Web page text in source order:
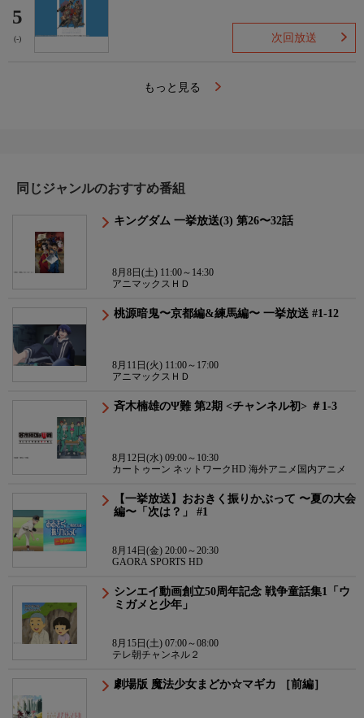
5
(-) 次回放送
もっと見る
同じジャンルのおすすめ番組
キングダム 一挙放送(3) 第26〜32話
8月8日(土) 11:00～14:30
アニマックスＨＤ
桃源暗鬼〜京都編&練馬編〜 一挙放送 #1-12
8月11日(火) 11:00～17:00
アニマックスＨＤ
斉木楠雄のΨ難 第2期 <チャンネル初> ＃1-3
8月12日(水) 09:00～10:30
カートゥーン ネットワークHD 海外アニメ国内アニメ
【一挙放送】おおきく振りかぶって 〜夏の大会
編〜「次は？」 #1
8月14日(金) 20:00～20:30
GAORA SPORTS HD
シンエイ動画創立50周年記念 戦争童話集1「ウ
ミガメと少年」
8月15日(土) 07:00～08:00
テレ朝チャンネル２
劇場版 魔法少女まどか☆マギカ ［前編］